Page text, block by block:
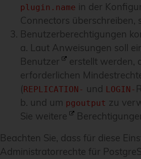
plugin.name in der
Connectors überschreiben,
Benutzerberechtigungen
a. Laut Anweisungen soll
Benutzer
erstellt werden,
erforderlichen
( REPLICATION- und LOGIN-
b. und um pgoutput zu
Sie weitere
Beachten Sie, dass für diese
Administratorrechte für